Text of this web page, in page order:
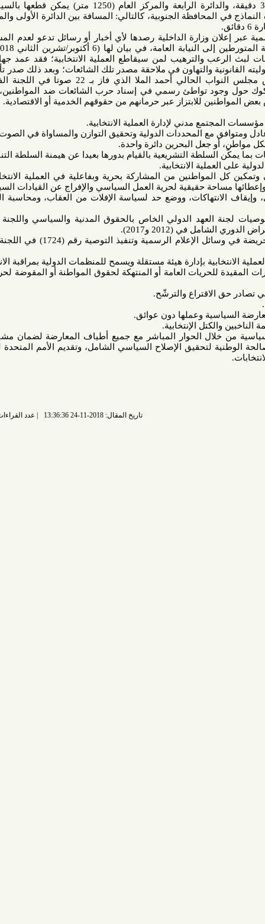
متر) يمكن قطعها بـالسيارة 3:15 دقيقة، والدائرة الرابعة والمركز العام (1250 متر) يمكن قطعها بالسيارة في 5
الجنوبية، كالتالي: المسافة بين الدائرة الأولى والمركز العام
وزارة الداخلية رصدها لأي أخبار أو رسائل تدعو لعدم المشاركة في
الانتخابات النيابية القادمة، وإحالة المتورطين إلى النيابة العامة، في بيان لها (6 أكتوبر/تشرين الثاني 2018)، وتجدر
والترهيب لمن سيقاطع العملية الانتخابية؛ فقد عمد جهاز الجرائم
والتهاون في ملاحقة مصدر تلك الشائعات؛ وبعد ذلك صدر تأكيد لبعض
هذه الشائعات على لسان رئيس مجلس النواب الحالي أحمد الملا الذي فاز بـ 22 صوتا في اللجنة الفرعية في
حول وجود تواطئ رسمي في إسناد حرب الشائعات ضد المواطنين، فضلا عن
للابتزاز عبر حرمانهم من حقوقهم الخدمية أو الاقتصادية.
مع المحددات الدولية وتحقيق التوازن والمساواة في الصوت الانتخابي
جعل البحرين دائرة واحدة.
من المشاركة بحرية وبفاعلية في العملية الانتخابية وإلغاء
حقيقية لحرية العمل السياسي والإفراج عن القيادات السياسية.
ووضع حد لسياسة الإفلات من العقاب، ومحاسبة المسؤولين
العهد الدولي الخاص بالحقوق المدنية والسياسي واللجنة المستقلة
(2012 و2017).
8. إيقاف التغطيات الإعلامية التحريضة في وسائل الإعلام الرسمية وتنفيذ التوصية رقم (1724) في اللجنة البحرينية
للحريات العامة أو المنتهكة لحقوق المواطنة أو المقوضة لحرية التجمع
الحوار المباشر مع جميع أطياف المعارضة لضمان مشاركتها في
لتحقيق الإصلاح السياسي الشامل، وتقديم الأمم المتحدة للمساعدة
عدد القراءات: 5708 قراءة |